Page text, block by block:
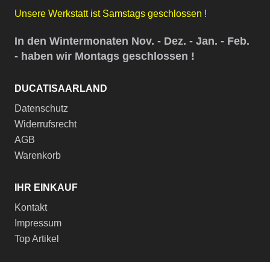
Unsere Werkstatt ist Samstags geschlossen !
In den Wintermonaten Nov. - Dez. - Jan. - Feb.
- haben wir Montags geschlossen !
DUCATISAARLAND
Datenschutz
Widerrufsrecht
AGB
Warenkorb
IHR EINKAUF
Kontakt
Impressum
Top Artikel